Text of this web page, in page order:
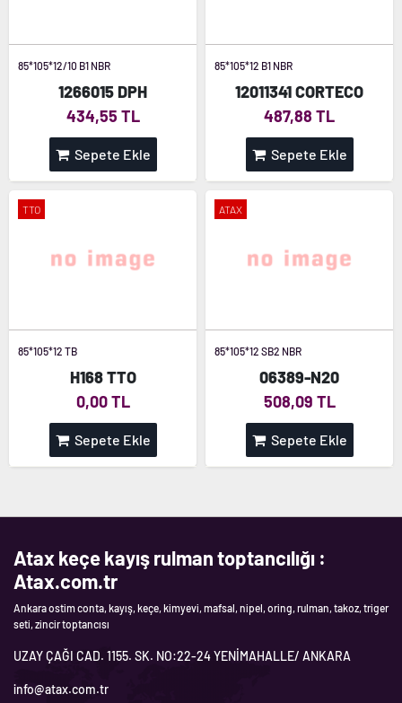
85*105*12/10 B1 NBR
1266015 DPH
434,55 TL
Sepete Ekle
85*105*12 B1 NBR
12011341 CORTECO
487,88 TL
Sepete Ekle
TTO
85*105*12 TB
H168 TTO
0,00 TL
Sepete Ekle
ATAX
85*105*12 SB2 NBR
06389-N20
508,09 TL
Sepete Ekle
Atax keçe kayış rulman toptancılığı :
Atax.com.tr
Ankara ostim conta, kayış, keçe, kimyevi, mafsal, nipel, oring, rulman, takoz, triger
seti, zincir toptancısı
UZAY ÇAĞI CAD. 1155. SK. NO:22-24 YENİMAHALLE/ ANKARA
info@atax.com.tr